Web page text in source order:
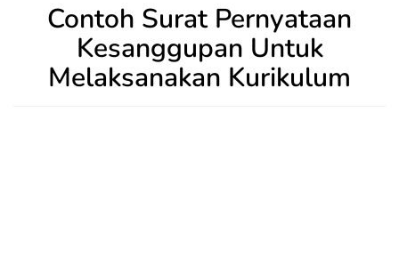
Contoh Surat Pernyataan
Kesanggupan Untuk
Melaksanakan Kurikulum